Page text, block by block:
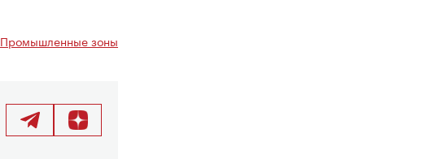
Промышленные зоны